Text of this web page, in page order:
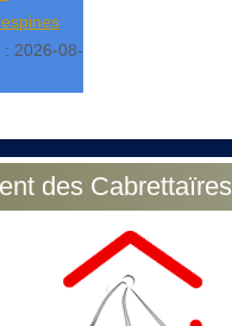
: 2026-08-
des Cabrettaïres